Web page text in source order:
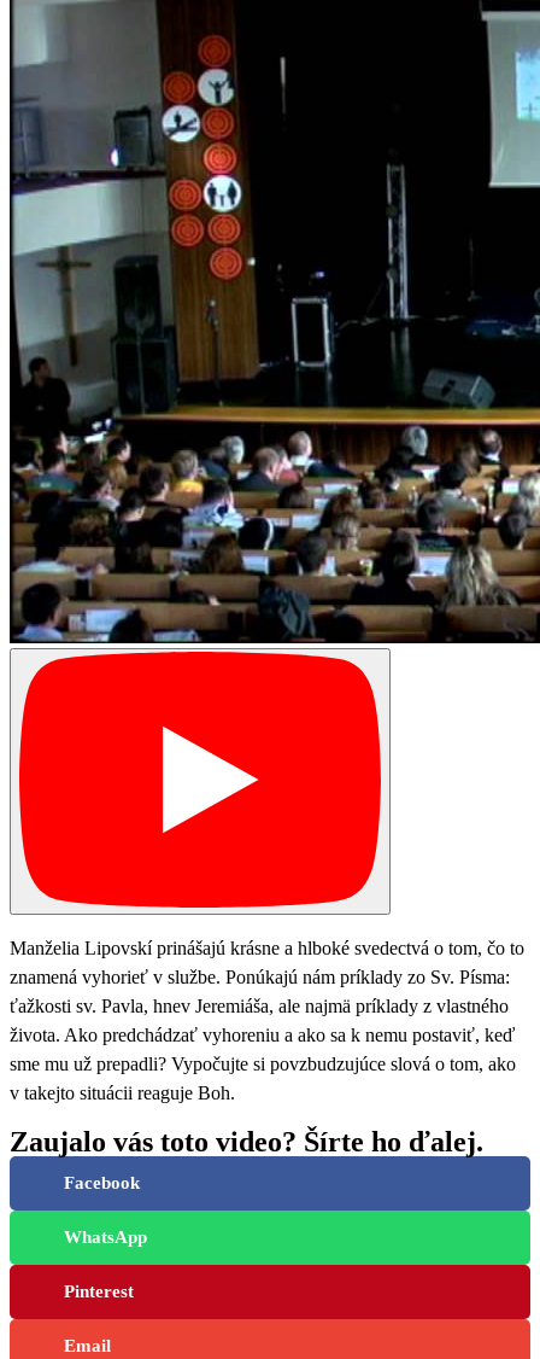
Manželia Lipovskí prinášajú krásne a hlboké svedectvá o tom, čo to
znamená vyhorieť v službe. Ponúkajú nám príklady zo Sv. Písma:
ťažkosti sv. Pavla, hnev Jeremiáša, ale najmä príklady z vlastného
života. Ako predchádzať vyhoreniu a ako sa k nemu postaviť, keď
sme mu už prepadli? Vypočujte si povzbudzujúce slová o tom, ako
v takejto situácii reaguje Boh.
Zaujalo vás toto video? Šírte ho ďalej.
Facebook
WhatsApp
Pinterest
Email